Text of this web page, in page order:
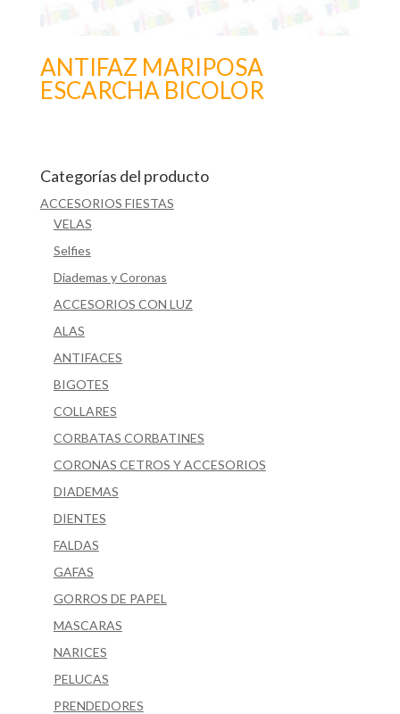
ANTIFAZ MARIPOSA
ESCARCHA BICOLOR
Categorías del producto
ACCESORIOS FIESTAS
VELAS
Selfies
Diademas y Coronas
ACCESORIOS CON LUZ
ALAS
ANTIFACES
BIGOTES
COLLARES
CORBATAS CORBATINES
CORONAS CETROS Y ACCESORIOS
DIADEMAS
DIENTES
FALDAS
GAFAS
GORROS DE PAPEL
MASCARAS
NARICES
PELUCAS
PRENDEDORES